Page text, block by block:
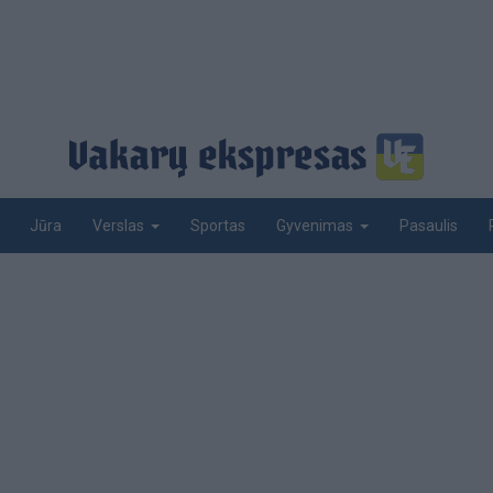
Jūra Verslas Sportas Gyvenimas Pasaulis